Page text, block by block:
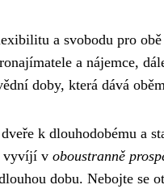
a svobodu pro obě
a nájemce,
doby, která dává
k dlouhodobému a
vyvíjí v oboustranně
dobu. Nebojte se